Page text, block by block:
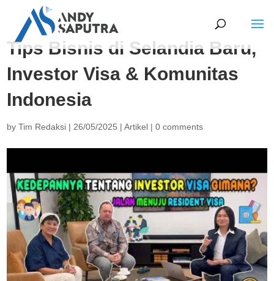
Tips Bisnis di Selandia Baru,
Investor Visa & Komunitas
Indonesia
byTim Redaksi | 26/05/2025 |Artikel |0 comments